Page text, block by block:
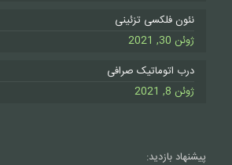
نئون فلکسی تزئینی
ژوئن 30, 2021
درب اتوماتیک صرافی
ژوئن 8, 2021
پیشنهاد بازدید: